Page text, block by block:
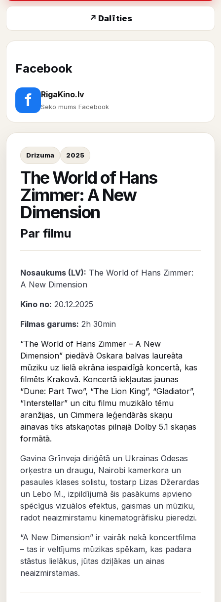
↗ Dalīties
Facebook
f RigaKino.lv
Seko mums Facebook
Drizuma 2025
The World of Hans
Zimmer: A New
Dimension
Par filmu
Nosaukums (LV): The World of Hans Zimmer:
A New Dimension
Kino no: 20.12.2025
Filmas garums: 2h 30min
“The World of Hans Zimmer – A New
Dimension” piedāvā Oskara balvas laureāta
mūziku uz lielā ekrāna iespaidīgā koncertā, kas
filmēts Krakovā. Koncertā iekļautas jaunas
“Dune: Part Two”, “The Lion King”, “Gladiator”,
“Interstellar” un citu filmu muzikālo tēmu
aranžijas, un Cimmera leģendārās skaņu
ainavas tiks atskaņotas pilnajā Dolby 5.1 skaņas
formātā.
Gavina Grīnveja diriģētā un Ukrainas Odesas
orķestra un draugu, Nairobi kamerkora un
pasaules klases solistu, tostarp Lizas Džerardas
un Lebo M., izpildījumā šis pasākums apvieno
spēcīgus vizuālos efektus, gaismas un mūziku,
radot neaizmirstamu kinematogrāfisku pieredzi.
“A New Dimension” ir vairāk nekā koncertfilma
– tas ir veltījums mūzikas spēkam, kas padara
stāstus lielākus, jūtas dziļākas un ainas
neaizmirstamas.